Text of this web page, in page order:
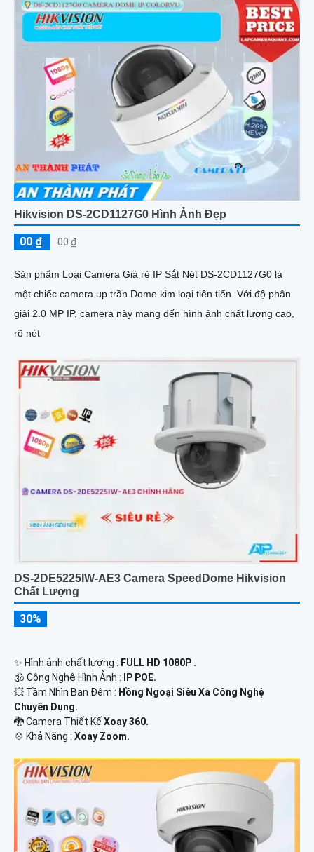
Hikvision DS-2CD1127G0 Hình Ảnh Đẹp
00 ₫ 00 ₫
Sản phẩm Loại Camera Giá rẻ IP Sắt Nét DS-2CD1127G0 là
một chiếc camera up trần Dome kim loại tiên tiến. Với độ phân
giải 2.0 MP IP, camera này mang đến hình ảnh chất lượng cao,
rõ nét
DS-2DE5225IW-AE3 Camera SpeedDome Hikvision
Chất Lượng
30%
✨ Hình ảnh chất lượng : FULL HD 1080P .
🕉️ Công Nghệ Hình Ảnh :
IP POE.
💥 Tầm Nhìn Ban Đêm : Hồng Ngoại Siêu Xa Công Nghệ
Chuyên Dụng.
🐉️ Camera Thiết Kế Xoay 360.
️💠 Khả Năng : Xoay Zoom.